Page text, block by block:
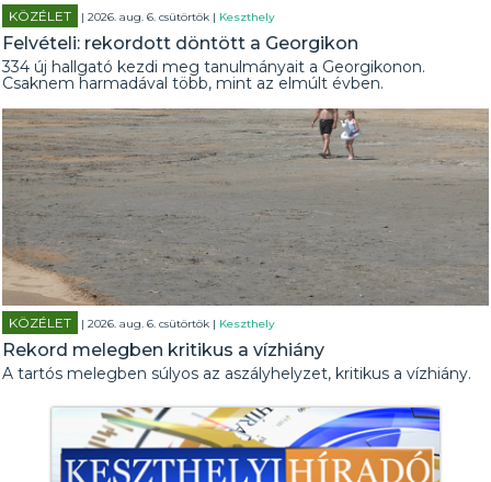
KÖZÉLET | 2026. aug. 6. csütörtök | Keszthely
Felvételi: rekordott döntött a Georgikon
334 új hallgató kezdi meg tanulmányait a Georgikonon.
Csaknem harmadával több, mint az elmúlt évben.
KÖZÉLET | 2026. aug. 6. csütörtök | Keszthely
Rekord melegben kritikus a vízhiány
A tartós melegben súlyos az aszályhelyzet, kritikus a vízhiány.